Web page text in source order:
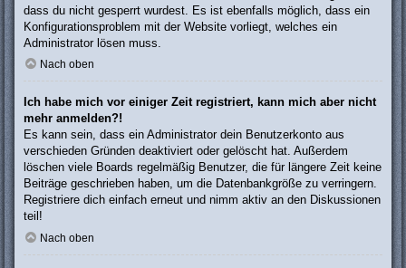
dass du nicht gesperrt wurdest. Es ist ebenfalls möglich, dass ein
Konfigurationsproblem mit der Website vorliegt, welches ein
Administrator lösen muss.
Nach oben
Ich habe mich vor einiger Zeit registriert, kann mich aber nicht
mehr anmelden?!
Es kann sein, dass ein Administrator dein Benutzerkonto aus
verschieden Gründen deaktiviert oder gelöscht hat. Außerdem
löschen viele Boards regelmäßig Benutzer, die für längere Zeit keine
Beiträge geschrieben haben, um die Datenbankgröße zu verringern.
Registriere dich einfach erneut und nimm aktiv an den Diskussionen
teil!
Nach oben